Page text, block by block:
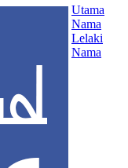
Utama
Nama
Lelaki
Nama